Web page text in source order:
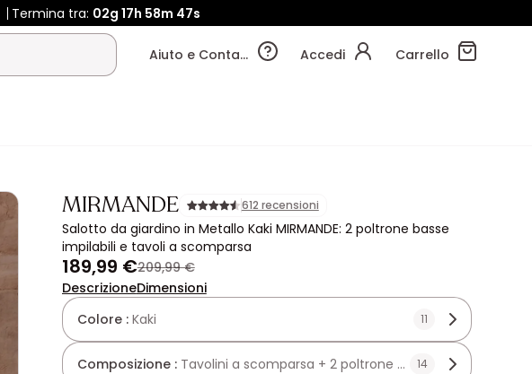
Termina tra: 02g 17h 58m 46s
Aiuto e Contatti Accedi Carrello
MIRMANDE 612 recensioni
Salotto da giardino in Metallo Kaki MIRMANDE: 2 poltrone basse
impilabili e tavoli a scomparsa
189,99 €209,99 €
DescrizioneDimensioni
Colore : Kaki 11
Composizione : Tavolini a scomparsa + 2 poltrone basse
14